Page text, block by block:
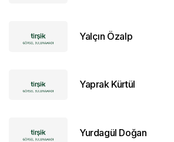
Yalçın Özalp
Yaprak Kürtül
Yurdagül Doğan